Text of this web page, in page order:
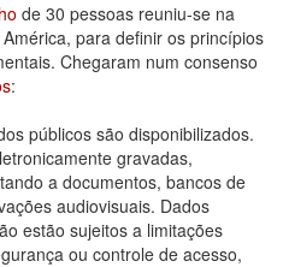
de 30 pessoas reuniu-se na
para definir os princípios
Chegaram num consenso
:
públicos são disponibilizados.
gravadas,
a documentos, bancos de
audiovisuais. Dados
estão sujeitos a limitações
ou controle de acesso,